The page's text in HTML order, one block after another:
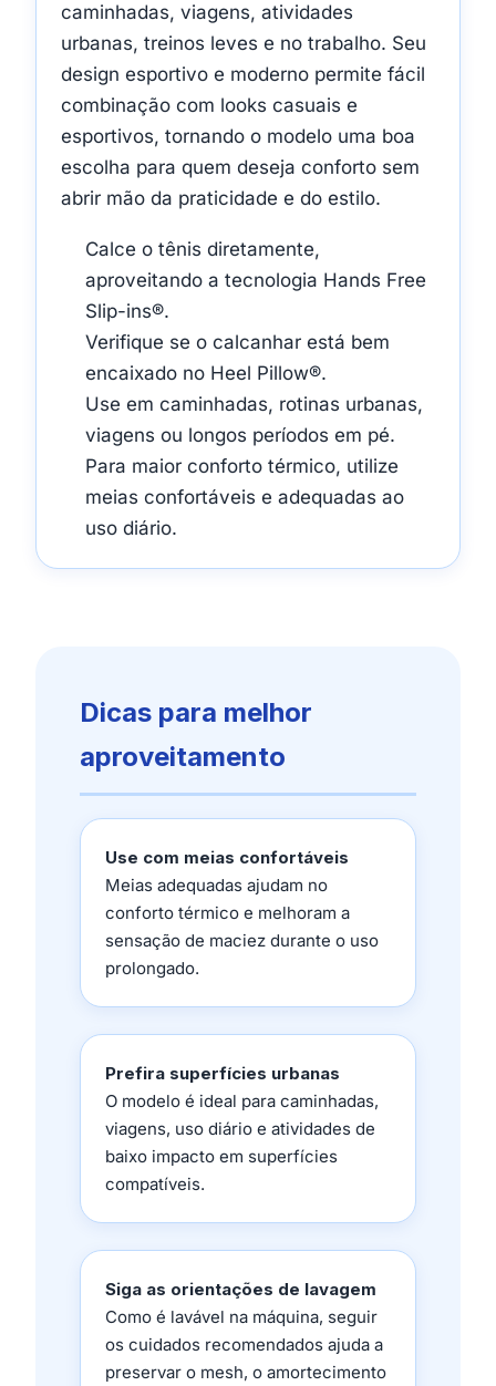
caminhadas, viagens, atividades
urbanas, treinos leves e no trabalho. Seu
design esportivo e moderno permite fácil
combinação com looks casuais e
esportivos, tornando o modelo uma boa
escolha para quem deseja conforto sem
abrir mão da praticidade e do estilo.
Calce o tênis diretamente,
aproveitando a tecnologia Hands Free
Slip-ins®.
Verifique se o calcanhar está bem
encaixado no Heel Pillow®.
Use em caminhadas, rotinas urbanas,
viagens ou longos períodos em pé.
Para maior conforto térmico, utilize
meias confortáveis e adequadas ao
uso diário.
Dicas para melhor
aproveitamento
Use com meias confortáveis
Meias adequadas ajudam no
conforto térmico e melhoram a
sensação de maciez durante o uso
prolongado.
Prefira superfícies urbanas
O modelo é ideal para caminhadas,
viagens, uso diário e atividades de
baixo impacto em superfícies
compatíveis.
Siga as orientações de lavagem
Como é lavável na máquina, seguir
os cuidados recomendados ajuda a
preservar o mesh, o amortecimento